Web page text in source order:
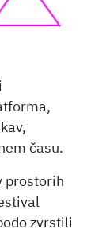
času.
prostorih
zvrstili